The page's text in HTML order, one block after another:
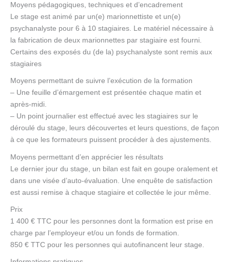
Moyens pédagogiques, techniques et d’encadrement
Le stage est animé par un(e) marionnettiste et un(e)
psychanalyste pour 6 à 10 stagiaires. Le matériel nécessaire à
la fabrication de deux marionnettes par stagiaire est fourni.
Certains des exposés du (de la) psychanalyste sont remis aux
stagiaires
Moyens permettant de suivre l’exécution de la formation
– Une feuille d’émargement est présentée chaque matin et
après-midi.
– Un point journalier est effectué avec les stagiaires sur le
déroulé du stage, leurs découvertes et leurs questions, de façon
à ce que les formateurs puissent procéder à des ajustements.
Moyens permettant d’en apprécier les résultats
Le dernier jour du stage, un bilan est fait en goupe oralement et
dans une visée d’auto-évaluation. Une enquête de satisfaction
est aussi remise à chaque stagiaire et collectée le jour même.
Prix
1 400 € TTC pour les personnes dont la formation est prise en
charge par l’employeur et/ou un fonds de formation.
850 € TTC pour les personnes qui autofinancent leur stage.